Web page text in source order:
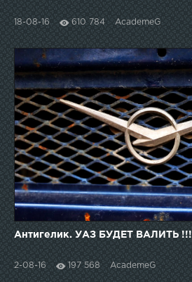
18-08-16 610 784 AcademeG
Антигелик. УАЗ БУДЕТ ВАЛИТЬ !!!
2-08-16 197 568 AcademeG